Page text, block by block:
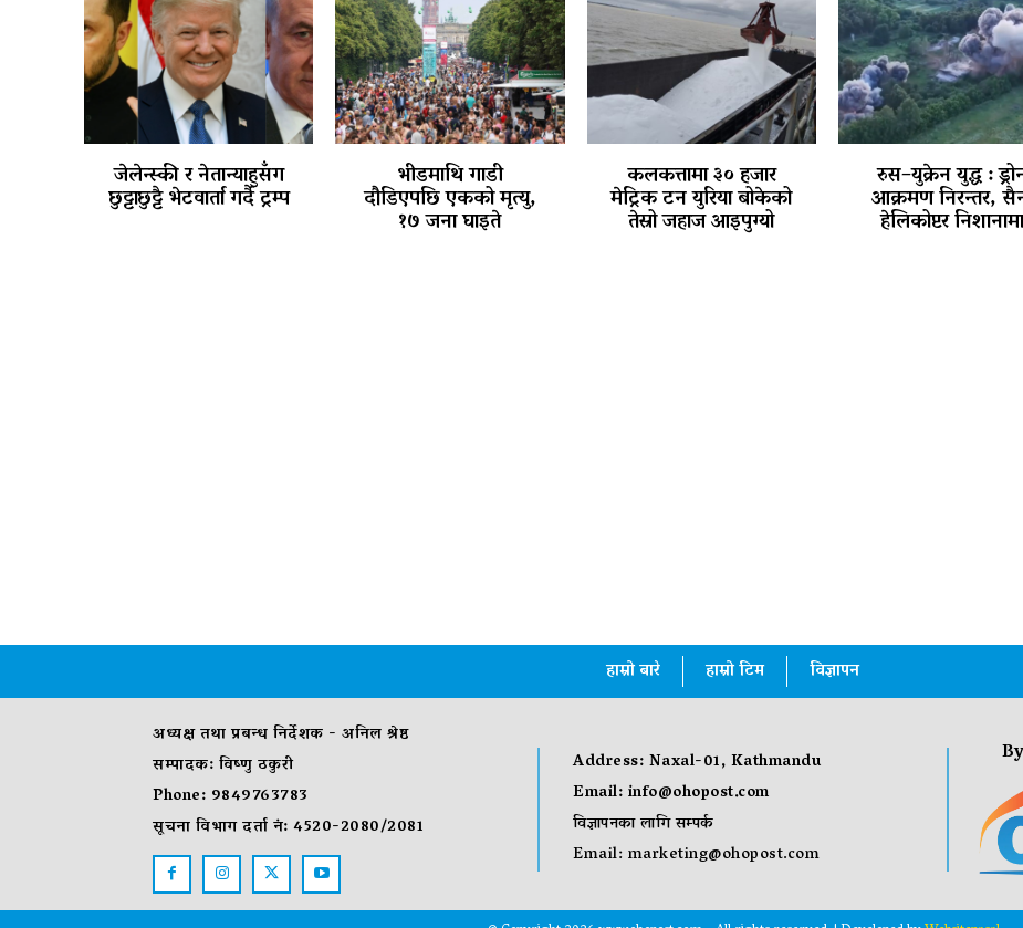
जेलेन्स्की र नेतान्याहुसँग
छुट्टाछुट्टै भेटवार्ता गर्दै ट्रम्प
भीडमाथि गाडी
दौडिएपछि एकको मृत्यु,
१७ जना घाइते
कलकत्तामा ३० हजार
मेट्रिक टन युरिया बोकेको
तेस्रो जहाज आइपुग्यो
रुस–युक्रेन युद्ध :
आक्रमण निरन्तर,
हेलिकोप्टर
हाम्रो बारे हाम्रो टिम विज्ञापन
अध्यक्ष तथा प्रबन्ध निर्देशक - अनिल श्रेष्ठ
सम्पादक: विष्णु ठकुरी
Phone: 9849763783
सूचना विभाग दर्ता नं: 4520-2080/2081
Address: Naxal-01, Kathmandu
Email:info@ohopost.com
विज्ञापनका लागि सम्पर्क
Email:marketing@ohopost.com